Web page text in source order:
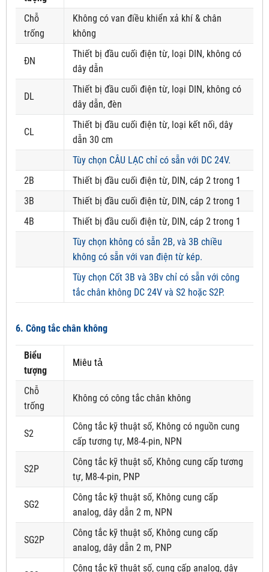
Chỗ
trống
Không có van điều khiển xả khí & chân
không
ĐN
Thiết bị đầu cuối điện từ, loại DIN, không có
dây dẫn
DL
Thiết bị đầu cuối điện từ, loại DIN, không có
dây dẫn, đèn
CL
Thiết bị đầu cuối điện từ, loại kết nối, dây
dẫn 30 cm
Tùy chọn CÂU LẠC chỉ có sẵn với DC 24V.
2B
Thiết bị đầu cuối điện từ, DIN, cáp 2 trong 1
3B
Thiết bị đầu cuối điện từ, DIN, cáp 2 trong 1
4B
Thiết bị đầu cuối điện từ, DIN, cáp 2 trong 1
Tùy chọn không có sẵn 2B, và 3B chiều
không có sẵn với van điện từ kép.
Tùy chọn Cốt 3B và 3Bv chỉ có sẵn với công
tắc chân không DC 24V và S2 hoặc S2P.
6. Công tắc chân không
Biểu
tượng
Miêu tả
Chỗ
trống
Không có công tắc chân không
S2
Công tắc kỹ thuật số, Không có nguồn cung
cấp tương tự, M8-4-pin, NPN
S2P
Công tắc kỹ thuật số, Không cung cấp tương
tự, M8-4-pin, PNP
SG2
Công tắc kỹ thuật số, Không cung cấp
analog, dây dẫn 2 m, NPN
SG2P
Công tắc kỹ thuật số, Không cung cấp
analog, dây dẫn 2 m, PNP
Công tắc kỹ thuật số, cung cấp analog, dây